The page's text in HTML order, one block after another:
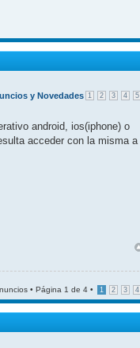
1 2 3 4 5
y Novedades
android, ios(iphone) o
acceder con la misma a
• Página 1 de 4 • 1 2 3 4